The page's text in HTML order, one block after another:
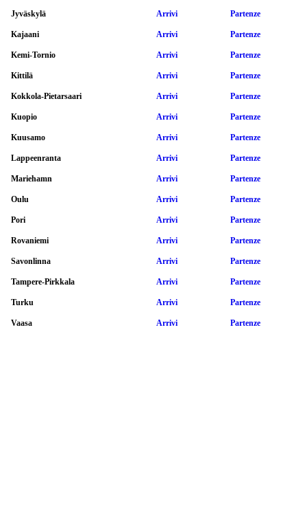
Jyväskylä Arrivi Partenze
Kajaani Arrivi Partenze
Kemi-Tornio Arrivi Partenze
Kittilä Arrivi Partenze
Kokkola-Pietarsaari Arrivi Partenze
Kuopio Arrivi Partenze
Kuusamo Arrivi Partenze
Lappeenranta Arrivi Partenze
Mariehamn Arrivi Partenze
Oulu Arrivi Partenze
Pori Arrivi Partenze
Rovaniemi Arrivi Partenze
Savonlinna Arrivi Partenze
Tampere-Pirkkala Arrivi Partenze
Turku Arrivi Partenze
Vaasa Arrivi Partenze